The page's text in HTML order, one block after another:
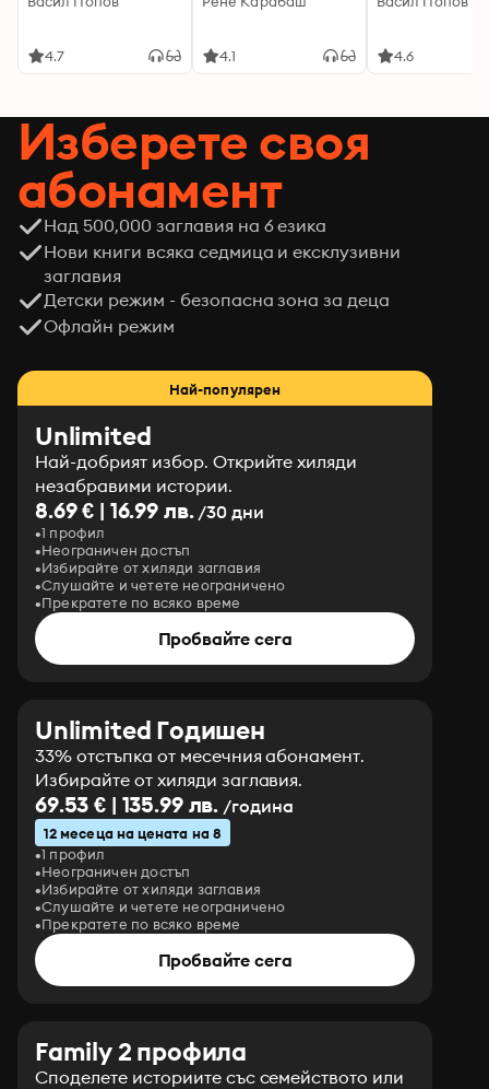
4.7 4.1 4.6
Изберете своя
абонамент
Над 500,000 заглавия на 6 езика
Нови книги всяка седмица и ексклузивни
заглавия
Детски режим - безопасна зона за деца
Офлайн режим
Най-популярен
Unlimited
Най-добрият избор. Открийте хиляди
незабравими истории.
8.69 € | 16.99 лв./30 дни
1 профил
Неограничен достъп
Избирайте от хиляди заглавия
Слушайте и четете неограничено
Прекратете по всяко време
Пробвайте сега
Unlimited Годишен
33% отстъпка от месечния абонамент.
Избирайте от хиляди заглавия.
69.53 € | 135.99 лв. /година
12 месеца на цената на 8
1 профил
Неограничен достъп
Избирайте от хиляди заглавия
Слушайте и четете неограничено
Прекратете по всяко време
Пробвайте сега
Family 2 профила
Споделете историите със семейството или